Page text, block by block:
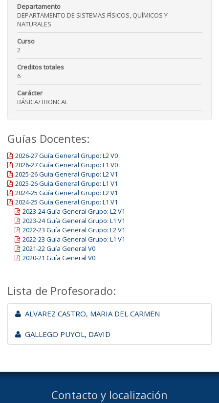
Departamento
DEPARTAMENTO DE SISTEMAS FÍSICOS, QUÍMICOS Y
NATURALES
Curso
2
Creditos totales
6
Carácter
BÁSICA/TRONCAL
Guías Docentes:
2026-27 Guía General Grupo: L2 V0
2026-27 Guía General Grupo: L1 V0
2025-26 Guía General Grupo: L2 V1
2025-26 Guía General Grupo: L1 V1
2024-25 Guía General Grupo: L2 V1
2024-25 Guía General Grupo: L1 V1
2023-24 Guía General Grupo: L2 V1
2023-24 Guía General Grupo: L1 V1
2022-23 Guía General Grupo: L2 V1
2022-23 Guía General Grupo: L1 V1
2021-22 Guía General V0
2020-21 Guía General V0
Lista de Profesorado:
ALVAREZ CASTRO, MARIA DEL CARMEN
GALLEGO PUYOL, DAVID
Contacto y localización